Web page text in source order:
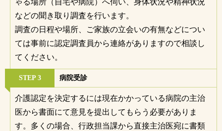
ゃる場所（自宅や病院）へ伺い、身体状況や精神状況
などの聞き取り調査を行います。
調査の日程や場所、ご家族の立会いの有無などについ
ては事前に認定調査員から連絡がありますので相談し
てください。
STEP 3 病院受診
介護認定を決定するには現在かかっている病院の主治
医から書面にて意見を提出してもらう必要がありま
す。多くの場合、行政担当課から直接主治医宛に書類